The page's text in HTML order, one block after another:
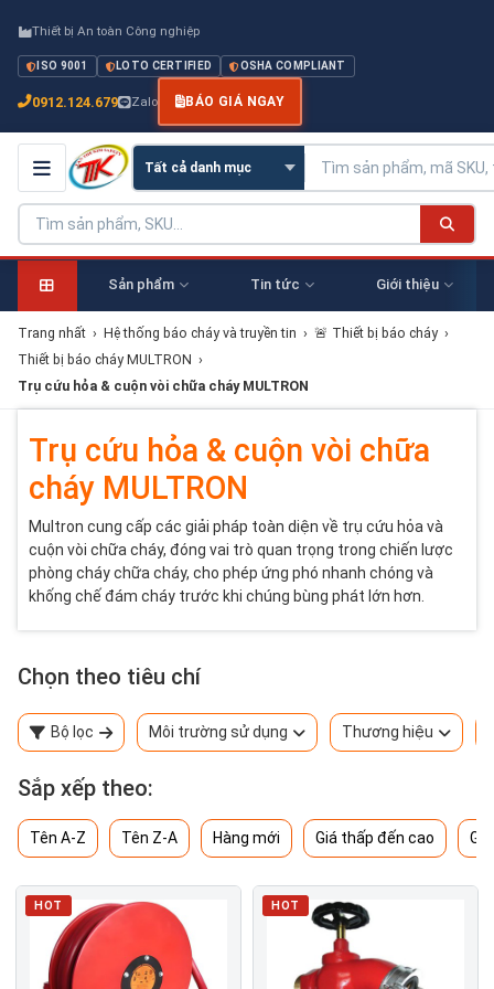
Thiết bị An toàn Công nghiệp
ISO 9001 LOTO CERTIFIED OSHA COMPLIANT
0912.124.679 Zalo BÁO GIÁ NGAY
Sản phẩm Tin tức Giới thiệu
Trang nhất › Hệ thống báo cháy và truyền tin › 🚨 Thiết bị báo cháy ›
Thiết bị báo cháy MULTRON ›
Trụ cứu hỏa & cuộn vòi chữa cháy MULTRON
Trụ cứu hỏa & cuộn vòi chữa
cháy MULTRON
Multron cung cấp các giải pháp toàn diện về trụ cứu hỏa và
cuộn vòi chữa cháy, đóng vai trò quan trọng trong chiến lược
phòng cháy chữa cháy, cho phép ứng phó nhanh chóng và
khống chế đám cháy trước khi chúng bùng phát lớn hơn.
Chọn theo tiêu chí
Bộ lọc Môi trường sử dụng Thương hiệu
Sắp xếp theo:
Tên A-Z Tên Z-A Hàng mới Giá thấp đến cao
HOT HOT